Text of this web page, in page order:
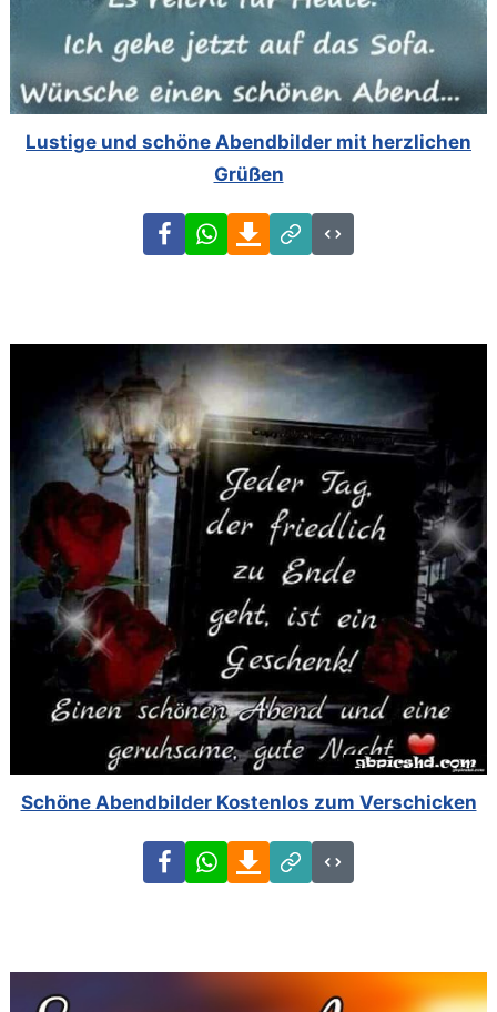
Lustige und schöne Abendbilder mit herzlichen
Grüßen
FacebookWhatsAppDownload
Link
Code
Schöne Abendbilder Kostenlos zum Verschicken
FacebookWhatsAppDownload
Link
Code